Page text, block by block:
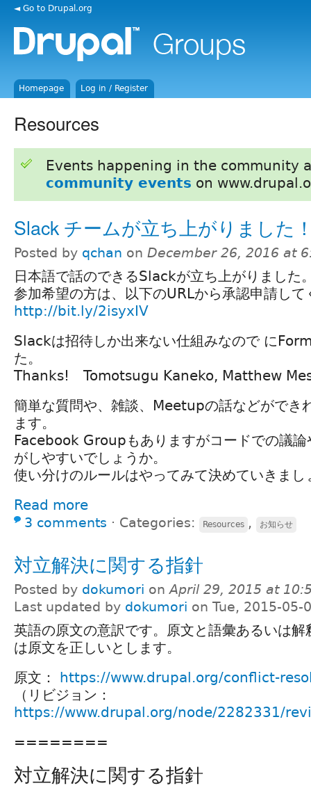
◄ Go to Drupal.org
Homepage Log in / Register
Resources
Events happening in the community
community events on
Slack チームが立ち上がりました
Posted by qchan on December 26, 2016 at
日本語で話のできるSlackが立ち上がりました
参加希望の方は、以下のURLから承認申請して
http://bit.ly/2isyxIV
Slackは招待しか出来ない仕組みなので に
た。
Thanks! Tomotsugu Kaneko, Matthew
簡単な質問や、雑談、Meetupの話などができ
ます。
Facebook Groupもありますがコードでの議論
がしやすいでしょうか。
使い分けのルールはやってみて決めていきまし
Read more
3 comments ⋅ Categories: Resources , お知らせ
対立解決に関する指針
Posted by dokumori onApril 29, 2015 at
Last updated by dokumori on Tue, 2015-05-
英語の原文の意訳です。原文と語彙あるいは
は原文を正しいとします。
原文： https://www.drupal.org/conflict-
（リビジョン：
https://www.drupal.org/node/2282331/
========
対立解決に関する指針